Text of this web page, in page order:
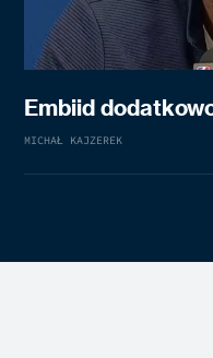
Embiid
MICHAŁ KAJZEREK